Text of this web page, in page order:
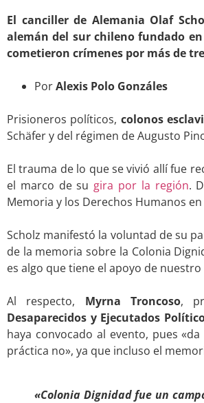
El canciller de Alemania Olaf
alemán del sur chileno fundado
cometieron crímenes por más de
PorAlexis Polo Gonzáles
Prisioneros políticos, colonos
Schäfer y del régimen de Augusto
El trauma de lo que se vivió allí fue
el marco de su gira por la región.
Memoria y los Derechos Humanos en
Scholz manifestó la voluntad de su
de la memoria sobre la Colonia
es algo que tiene el apoyo de
Al respecto, Myrna Troncoso,
Desaparecidos y Ejecutados
haya convocado al evento, pues
práctica no», ya que incluso el
«Colonia Dignidad fue un